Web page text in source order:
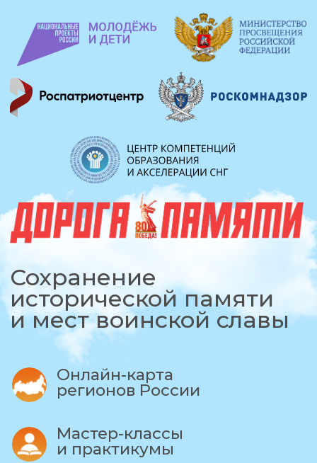
регионов России
14 видов
памятных мест
Мастер-классы
и практикумы
Визуализация
памятных мест (фото,
видео, аудио,
Wiki-статья о каждом
памятном месте
Сохранение
исторической памяти
и мест воинской славы